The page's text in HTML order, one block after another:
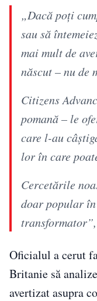
„Dacă poți
sau să
mai mult de
născut – nu de
Citizens
pomană – le
care l-au
lor în care
Cercetările
doar popular
Oficialul a cerut
Britanie să
avertizat asupra